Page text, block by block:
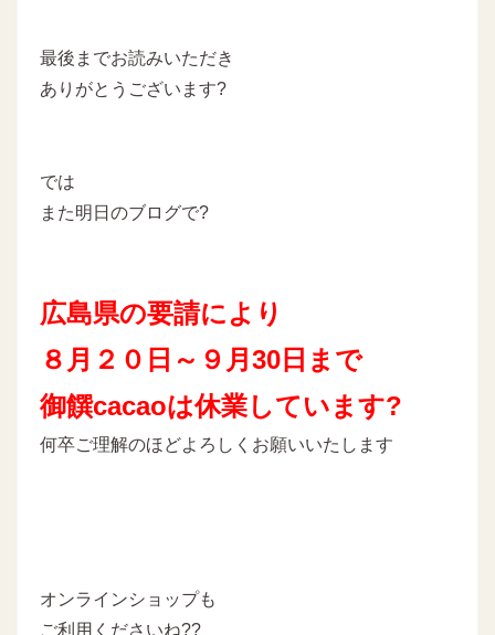
最後までお読みいただき
ありがとうございます?
では
また明日のブログで?
広島県の要請により
８月２０日～９月30 日まで
御饌cacaoは休業しています?
何卒ご理解のほどよろしくお願いいたします
オンラインショップも
ご利用くださいね??